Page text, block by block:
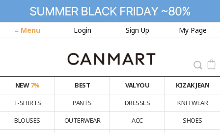
≡ Menu Login Sign Up My Page
NEW7% BEST VALYOU
KIZAK JEAN
T-SHIRTS
PANTS DRESSES
KNITWEAR
BLOUSES
OUTERWEAR ACC
SHOES